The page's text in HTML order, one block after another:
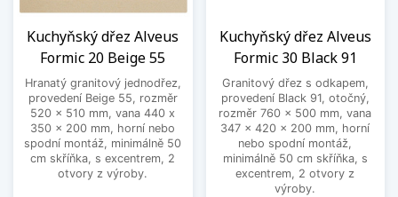
Kuchyňský dřez Alveus
Formic 20 Beige 55
Hranatý granitový jednodřez,
provedení Beige 55, rozměr
520 x 510 mm, vana 440 x
350 x 200 mm, horní nebo
spodní montáž, minimálně 50
cm skříňka, s excentrem, 2
otvory z výroby.
Kuchyňský dřez Alveus
Formic 30 Black 91
Granitový dřez s odkapem,
provedení Black 91, otočný,
rozměr 760 x 500 mm, vana
347 x 420 x 200 mm, horní
nebo spodní montáž,
minimálně 50 cm skříňka, s
excentrem, 2 otvory z
výroby.